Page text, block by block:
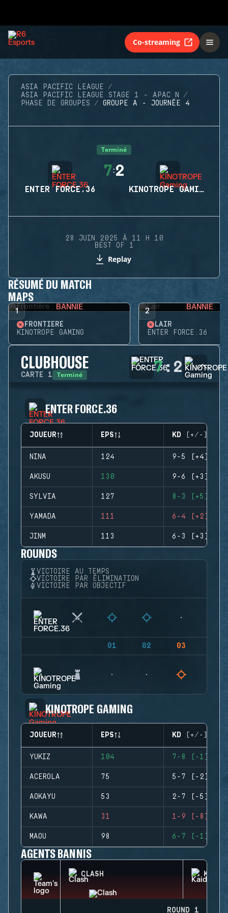
Co-streaming
ASIA PACIFIC LEAGUE
ASIA PACIFIC LEAGUE STAGE 1 - APAC N
PHASE DE GROUPES
GROUPE A - JOURNÉE 4
Terminé
ENTER FORCE.36
7:2
KINOTROPE GAMING
28 JUIN 2025 À 11 H 10
BEST OF 1
Replay
RÉSUMÉ DU MATCH
MAPS
1 BANNIE
FRONTIÈRE
KINOTROPE GAMING
2 BANNIE
LAIR
ENTER FORCE.36
CLUBHOUSE
CARTE 1 Terminé 7: 2
ENTER FORCE.36
JOUEUR EPS KD (+/-)
NINA 124 9-5 (+4)
AKUSU 130 9-6 (+3)
SYLVIA 127 8-3 (+5)
YAMADA 111 6-4 (+2)
JINM 113 6-3 (+3)
ROUNDS
VICTOIRE AU TEMPS
VICTOIRE PAR ÉLIMINATION
VICTOIRE PAR OBJECTIF
01 02 03
KINOTROPE GAMING
JOUEUR EPS KD (+/-)
YUKIZ 104 7-8 (-1)
ACEROLA 75 5-7 (-2)
AOKAYU 53 2-7 (-5)
KAWA 31 1-9 (-8)
MAOU 98 6-7 (-1)
AGENTS BANNIS
CLASH KAID
ROUND 1